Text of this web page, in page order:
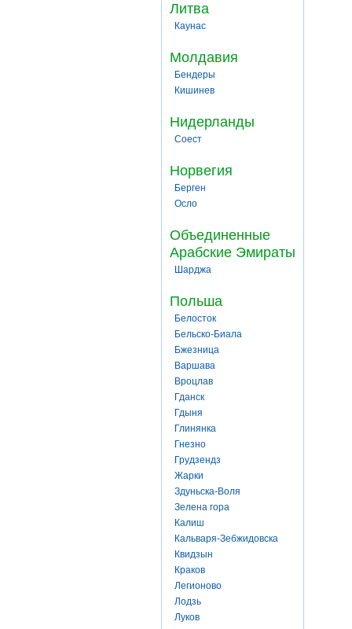
Литва
Каунас
Молдавия
Бендеры
Кишинев
Нидерланды
Соест
Норвегия
Берген
Осло
Объединенные
Арабские Эмираты
Шарджа
Польша
Белосток
Бельско-Биала
Бжезница
Варшава
Вроцлав
Гданск
Гдыня
Глинянка
Гнезно
Грудзендз
Жарки
Здуньска-Воля
Зелена гора
Калиш
Кальваря-Зебжидовска
Квидзын
Краков
Легионово
Лодзь
Луков